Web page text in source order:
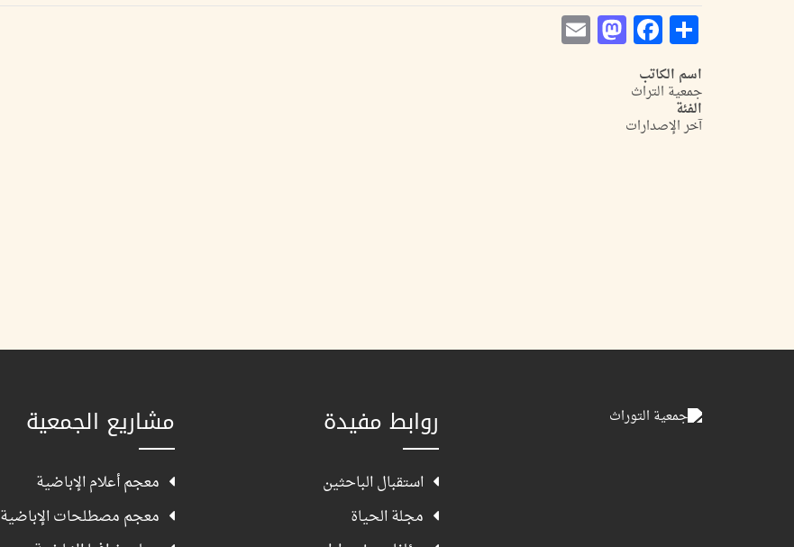
Share
Facebook
Mastodon
اسم الكاتب
جمعية التراث
الفئة
آخر الإصدارات
روابط مفيدة
استقبال الباحثين
مجلة الحياة
مشاريع الجمعية
معجم أعلام الإباضية
معجم مصطلحات الإباضية